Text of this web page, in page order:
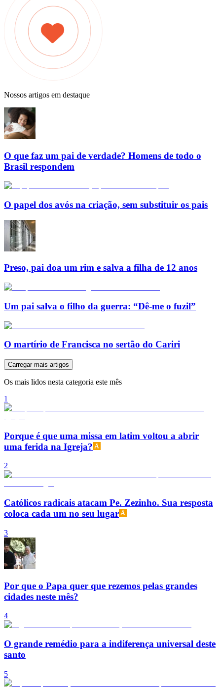
Nossos artigos em destaque
O que faz um pai de verdade? Homens de todo o
Brasil respondem
O papel dos avós na criação, sem substituir os pais
Preso, pai doa um rim e salva a filha de 12 anos
Um pai salva o filho da guerra: “Dê-me o fuzil”
O martírio de Francisca no sertão do Cariri
Carregar mais artigos
Os mais lidos nesta categoria este mês
1
Porque é que uma missa em latim voltou a abrir
uma ferida na Igreja?
2
Católicos radicais atacam Pe. Zezinho. Sua resposta
coloca cada um no seu lugar
3
Por que o Papa quer que rezemos pelas grandes
cidades neste mês?
4
O grande remédio para a indiferença universal deste
santo
5